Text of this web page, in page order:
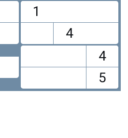
1
4
4
5